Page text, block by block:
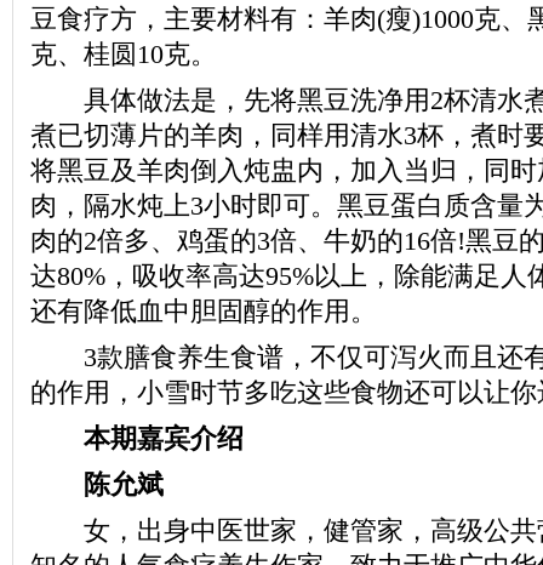
豆食疗方，主要材料有：羊肉(瘦)1000克、
克、桂圆10克。
具体做法是，先将黑豆洗净用2杯清水
煮已切薄片的羊肉，同样用清水3杯，煮时
将黑豆及羊肉倒入炖盅内，加入当归，同
肉，隔水炖上3小时即可。黑豆蛋白质含量
肉的2倍多、鸡蛋的3倍、牛奶的16倍!黑豆
达80%，吸收率高达95%以上，除能满足人
还有降低血中胆固醇的作用。
3款膳食养生食谱，不仅可泻火而且还
的作用，小雪时节多吃这些食物还可以让
本期嘉宾介绍
陈允斌
女，出身中医世家，健管家，高级公共